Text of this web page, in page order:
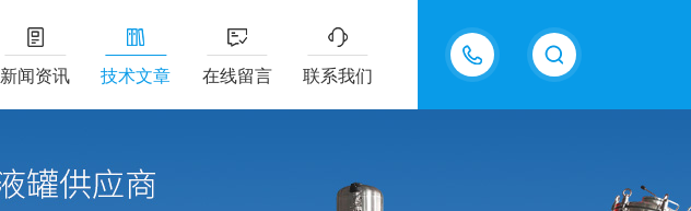
13770985289
新闻资讯 技术文章 在线留言 联系我们